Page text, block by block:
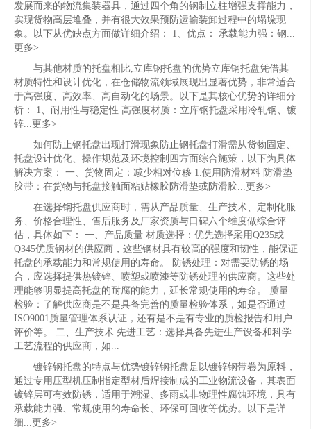
发展而来的物流集装器具，通过四个角的钢制立柱增强支撑能力，
实现货物高层堆叠，并有很大效果预防运输装卸过程中的塌垛现
象。以下从优缺点方面做详细介绍： 1、优点： 承载能力强：钢...
更多>
与其他材质的托盘相比,立库钢托盘的优势立库钢托盘凭借其
材质特性和设计优化，在仓储物流领域展现出显著优势，非常适合
于高强度、高效率、高自动化的场景。以下是其核心优势的详细分
析： 1、耐用性与稳定性 高强度材质：立库钢托盘采用冷轧钢、镀
锌...更多>
如何防止钢托盘出现打滑现象防止钢托盘打滑需从货物固定、
托盘设计优化、操作规范及环境控制四方面综合施策，以下为具体
解决方案： 一、货物固定：减少相对位移 1.使用防滑材料 防滑垫
胶带：在货物与托盘接触面粘贴橡胶防滑垫或防滑胶...更多>
在选择钢托盘供应商时，需从产品质量、生产技术、定制化服
务、价格合理性、售后服务及厂家资质与口碑六个维度做综合评
估，具体如下： 一、产品质量 材质选择：优先选择采用Q235或
Q345优质钢材的供应商，这些钢材具有较高的强度和韧性，能保证
托盘的承载能力和常规使用的寿命。 防锈处理：对需要防锈的场
合，应选择提供热镀锌、喷塑或喷漆等防锈处理的供应商。这些处
理能够明显提高托盘的耐腐的能力，延长常规使用的寿命。 质量
检验：了解供应商是不是具备完善的质量检验体系，如是否通过
ISO9001质量管理体系认证，还有是不是有专业的质检报告和用户
评价等。 二、生产技术 先进工艺：选择具备先进生产设备和科学
工艺流程的供应商，如...
镀锌钢托盘的特点与优势镀锌钢托盘是以镀锌钢带卷为原料，
通过专用压型机压制指定型材后焊接制成的工业物流设备，其表面
镀锌层可有效防锈，适用于潮湿、多雨或非物理性腐蚀环境，具有
承载能力强、常规使用的寿命长、环保可回收等优势。以下是详
细...更多>